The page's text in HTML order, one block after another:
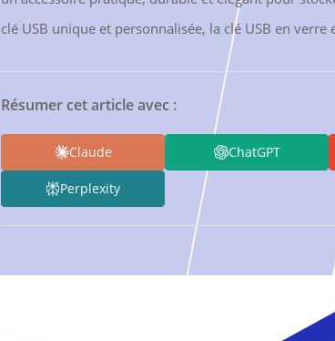
clé USB unique et personnalisée, la clé USB en verre
Résumer cet article avec :
Claude ChatGPT
Perplexity